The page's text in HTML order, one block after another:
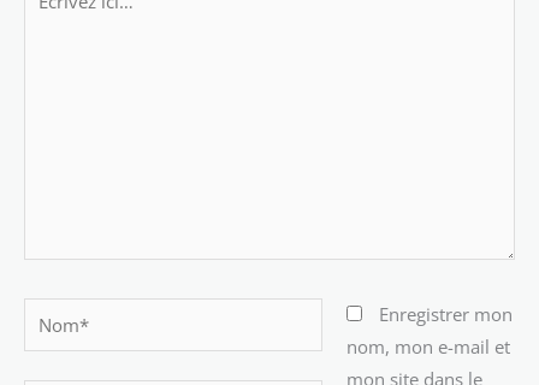
Enregistrer mon
nom, mon e-mail et
mon site dans le